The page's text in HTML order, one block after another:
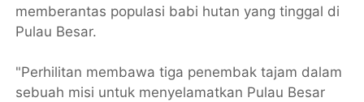
memberantas populasi babi hutan yang tinggal di
Pulau Besar.
"Perhilitan membawa tiga penembak tajam dalam
sebuah misi untuk menyelamatkan Pulau Besar